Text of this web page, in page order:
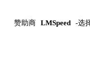
赞助商 LMSpeed -选